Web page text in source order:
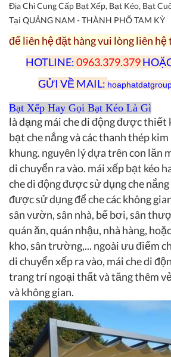
Địa Chỉ Cung Cấp Bạt Xếp, Bạt Kéo, Bạt
Tại QUẢNG NAM - THÀNH PHỐ TAM KỲ
để liên hệ đặt hàng vui lòng liên
HOTLINE:0963.379.379
GỬI VỀ MAIL:
Bạt Xếp Hay Gọi Bạt Kéo Là Gì
là dạng mái che di động được thiết
bạt che nắng và các thanh thép
khung. nguyên lý dựa trên con lăn
di chuyển ra vào. mái xếp bạt kéo
che di động được sử dụng che
được sử dụng để che các không
sân vườn, sân nhà, bể bơi, sân
quán ăn, quán nhậu, nhà hàng,
kho, sân trường,... ngoài ưu điểm
di chuyển xếp ra vào, mái che di
trang trí ngoại thất và tăng thêm
và không gian.